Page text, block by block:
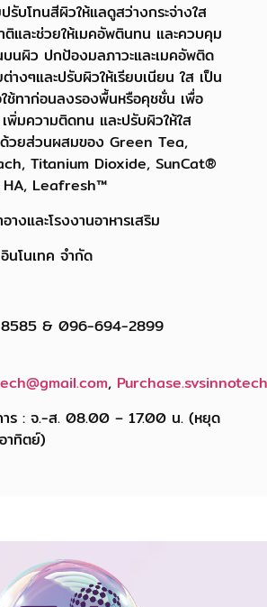
รับโทนสีผิวให้แลดูสว่างกระจ่างใส
ติและช่วยให้เมคอัพตินทน และควบคุม
นผิว ปกป้องมลภาวะและเมคอัพติด
งๆและปรับผิวให้เรียบเนียน ใส เป็น
ช้ทาก่อนลงรองพื้นหรือคุชชั่น เพื่อ
พิ่มความติดทน และปรับผิวให้ใส
วยส่วนผสมของ Green Tea,
Titanium Dioxide, SunCat®
HA, Leafresh™
างและโรงงานอาหารเสริม
นโนเทค จำกัด
& 096-694-2899
,
าร : จ.-ส. 08.00 – 17.00 น. (หยุด
าทิตย์)